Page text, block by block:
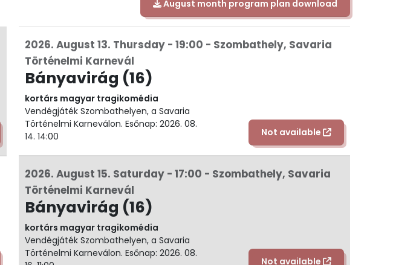
August month program plan download
2026. August 13. Thursday - 19:00 - Szombathely, Savaria
Történelmi Karnevál
Bányavirág (16)
kortárs magyar tragikomédia
Vendégjáték Szombathelyen, a Savaria
Történelmi Karneválon. Esőnap: 2026. 08.
14. 14:00
Not available
2026. August 15. Saturday - 17:00 - Szombathely, Savaria
Történelmi Karnevál
Bányavirág (16)
kortárs magyar tragikomédia
Vendégjáték Szombathelyen, a Savaria
Történelmi Karneválon. Esőnap: 2026. 08.
Not available